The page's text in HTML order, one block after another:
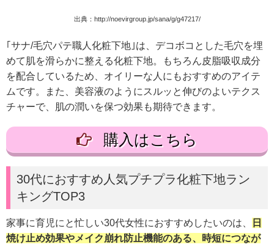
出典：http://noevirgroup.jp/sana/g/g47217/
｢サナ/毛穴パテ職人化粧下地｣は、デコボコとした毛穴を埋
めて肌を滑らかに整える化粧下地。もちろん皮脂吸収成分
を配合しているため、オイリーな人にもおすすめのアイテ
ムです。また、美容液のようにスルッと伸びのよいテクス
チャーで、肌の潤いを保つ効果も期待できます。
購入はこちら
30代におすすめ人気プチプラ化粧下地ラン
キングTOP3
家事に育児にと忙しい30代女性におすすめしたいのは、
日
焼け止め効果やメイク崩れ防止機能のある、時短につなが